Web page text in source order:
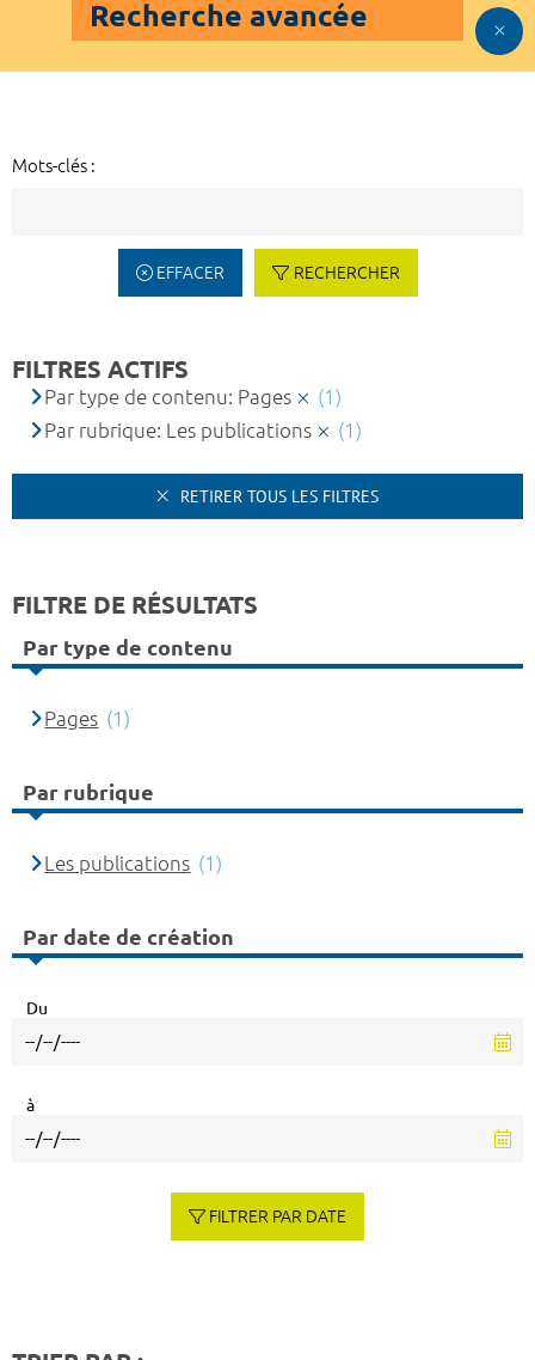
Recherche avancée
Mots-clés :
EFFACER RECHERCHER
FILTRES ACTIFS
Par type de contenu: Pages
(1)
Par rubrique: Les publications
(1)
RETIRER TOUS LES FILTRES
FILTRE DE RÉSULTATS
Par type de contenu
Pages (1)
Par rubrique
Les publications (1)
Par date de création
Du
à
FILTRER PAR DATE